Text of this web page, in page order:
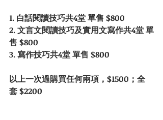
1. 白話閱讀技巧共4堂 單售 $800
2. 文言文閱讀技巧及實用文寫作共4堂 單
售 $800
3. 寫作技巧共4堂 單售 $800
以上一次過購買任何兩項，$1500；全
套 $2200